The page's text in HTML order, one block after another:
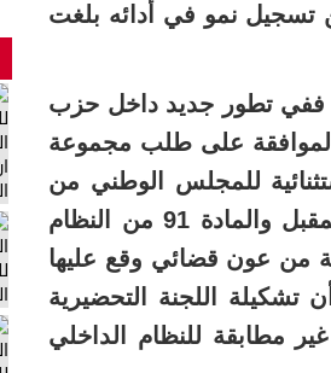
تسجيل نمو في أدائه بلغت
ففي تطور جديد داخل حزب
الموافقة على طلب مجموعة
للمجلس الوطني من
أجل الملاءمة بين اللجنة التحضيرية للمؤتمر المقبل والمادة 91 من النظام
من عون قضائي وقع عليها
تشكيلة اللجنة التحضيرية
غير مطابقة للنظام الداخلي